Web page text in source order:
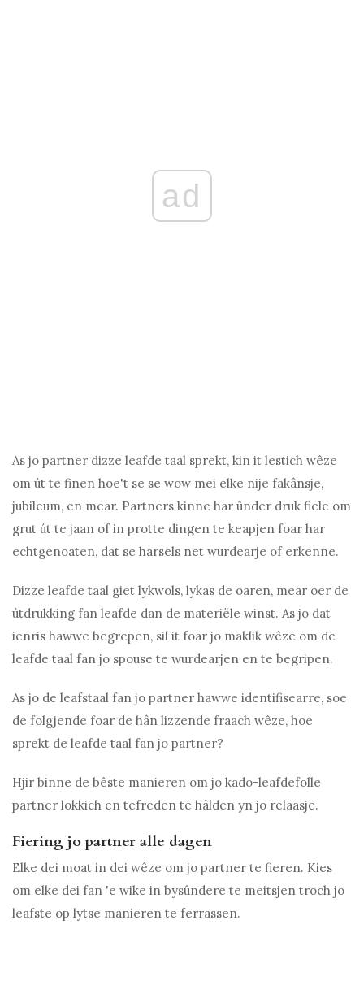
ad
As jo ​​partner dizze leafde taal sprekt, kin it lestich wêze
om út te finen hoe't se se wow mei elke nije fakânsje,
jubileum, en mear. Partners kinne har ûnder druk fiele om
grut út te jaan of in protte dingen te keapjen foar har
echtgenoaten, dat se harsels net wurdearje of erkenne.
Dizze leafde taal giet lykwols, lykas de oaren, mear oer de
útdrukking fan leafde dan de materiële winst. As jo ​​dat
ienris hawwe begrepen, sil it foar jo maklik wêze om de
leafde taal fan jo spouse te wurdearjen en te begripen.
As jo ​​de leafstaal fan jo partner hawwe identifisearre, soe
de folgjende foar de hân lizzende fraach wêze, hoe
sprekt de leafde taal fan jo partner?
Hjir binne de bêste manieren om jo kado-leafdefolle
partner lokkich en tefreden te hâlden yn jo relaasje.
Fiering jo partner alle dagen
Elke dei moat in dei wêze om jo partner te fieren. Kies
om elke dei fan 'e wike in bysûndere te meitsjen troch jo
leafste op lytse manieren te ferrassen.